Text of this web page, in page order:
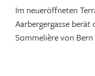
Im neueröffneten
Aarbergergasse
Sommelière von